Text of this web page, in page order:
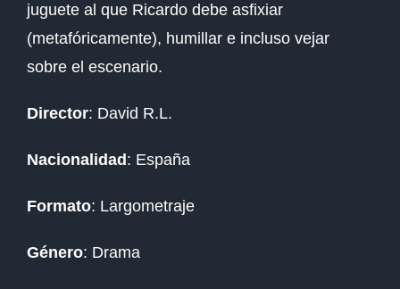
juguete al que Ricardo debe asfixiar
(metafóricamente), humillar e incluso vejar
sobre el escenario.
Director: David R.L.
Nacionalidad : España
Formato: Largometraje
Género: Drama